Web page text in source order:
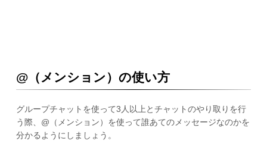
@（メンション）の使い方
グループチャットを使って3人以上とチャットのやり取りを行
う際、@（メンション）を使って誰あてのメッセージなのかを
分かるようにしましょう。